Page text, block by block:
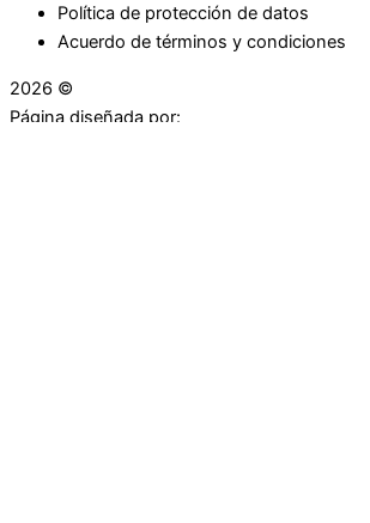
Política de protección de datos
Acuerdo de términos y condiciones
2026 ©
Página diseñada por: